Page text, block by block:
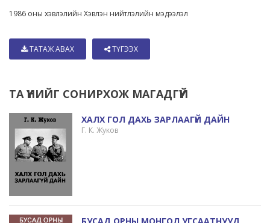
1986 оны хэвлэлийн Хэвлэн нийтлэлийн мэдээлэл
ТАТАЖ АВАХ ТҮГЭЭХ
ТА ҮҮНИЙГ СОНИРХОЖ МАГАДГҮЙ
ХАЛХ ГОЛ ДАХЬ ЗАРЛААГҮЙ ДАЙН
Г. К. Жуков